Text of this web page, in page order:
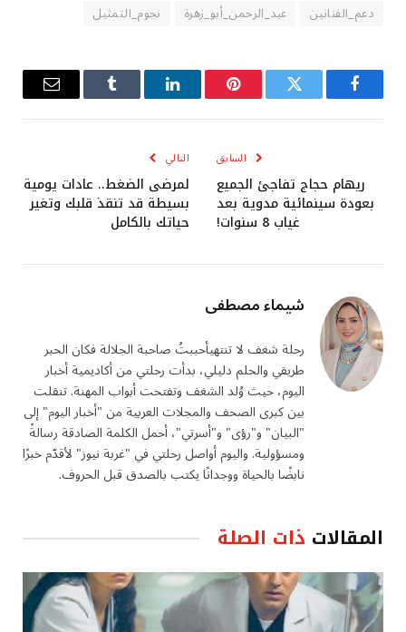
دعم_الفنانين
عبد_الرحمن_أبو_زهرة نجوم_التمثيل
فيسبوك تويتر بينتيريستلينكدإن Tumblr
البريد
السابق
ريهام حجاج تفاجئ الجميع
بعودة سينمائية مدوية بعد
غياب 8 سنوات!
التالي
لمرضى الضغط.. عادات يومية
بسيطة قد تنقذ قلبك وتغير
حياتك بالكامل
شيماء مصطفى
رحلة شغف لا تنتهيأحببتُ صاحبة الجلالة فكان الحبر
طريقي والحلم دليلي، بدأت رحلتي من أكاديمية أخبار
اليوم، حيث وُلد الشغف وتفتحت أبواب المهنة. تنقلت
بين كبرى الصحف والمجلات العربية من "أخبار اليوم" إلى
"البيان" و"رؤى" و"أسرتي"، أحمل الكلمة الصادقة رسالةً
ومسؤولية. واليوم أواصل رحلتي في "غربة نيوز" لأقدّم خبرًا
نابضًا بالحياة ووجدانًا يكتب بالصدق قبل الحروف.
المقالات ذات الصلة